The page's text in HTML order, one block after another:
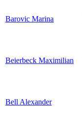
Barovic Marina
Beierbeck Maximilian
Bell Alexander